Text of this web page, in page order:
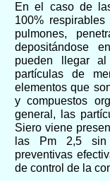
En el caso de
100%
pulmones,
depositándose
pueden llegar al
partículas de
elementos que
y compuestos
general, las
Siero viene
las Pm 2,5 sin
preventivas
de control de la